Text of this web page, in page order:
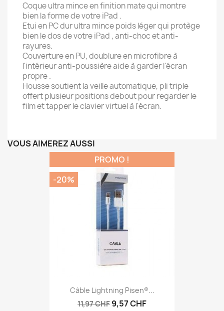
Coque ultra mince en finition mate qui montre
bien la forme de votre iPad .
Etui en PC dur ultra mince poids léger qui protège
bien le dos de votre iPad , anti-choc et anti-
rayures.
Couverture en PU, doublure en microfibre à
l'intérieur anti-poussière aide à garder l'écran
propre .
Housse soutient la veille automatique, pli triple
offert plusieur positions debout pour regarder le
film et tapper le clavier virtuel à l'écran.
VOUS AIMEREZ AUSSI
Câble Lightning Pisen®...
11,97 CHF 9,57 CHF
PROMO !
-20%